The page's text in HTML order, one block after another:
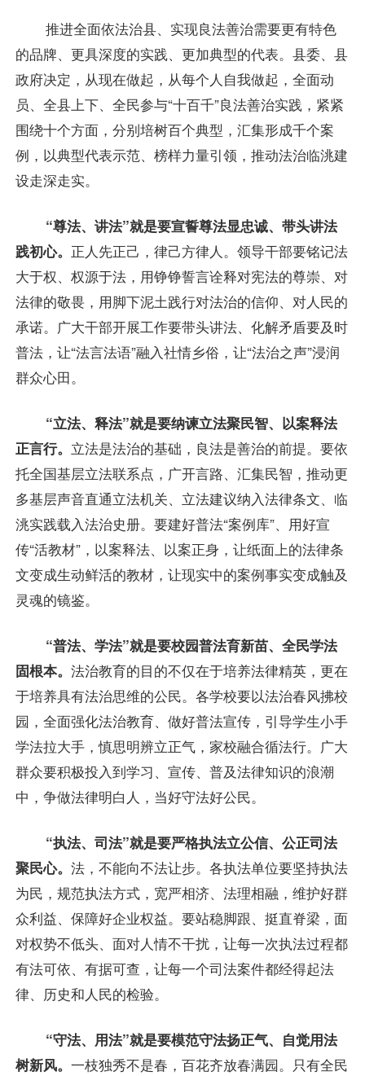
推进全面依法治县、实现良法善治需要更有特色
的品牌、更具深度的实践、更加典型的代表。县委、县
政府决定，从现在做起，从每个人自我做起，全面动
员、全县上下、全民参与“十百千”良法善治实践，紧紧
围绕十个方面，分别培树百个典型，汇集形成千个案
例，以典型代表示范、榜样力量引领，推动法治临洮建
设走深走实。
“尊法、讲法”就是要宣誓尊法显忠诚、带头讲法
践初心。 正人先正己，律己方律人。领导干部要铭记法
大于权、权源于法，用铮铮誓言诠释对宪法的尊崇、对
法律的敬畏，用脚下泥土践行对法治的信仰、对人民的
承诺。广大干部开展工作要带头讲法、化解矛盾要及时
普法，让“法言法语”融入社情乡俗，让“法治之声”浸润
群众心田。
“立法、释法”就是要纳谏立法聚民智、以案释法
正言行。 立法是法治的基础，良法是善治的前提。要依
托全国基层立法联系点，广开言路、汇集民智，推动更
多基层声音直通立法机关、立法建议纳入法律条文、临
洮实践载入法治史册。要建好普法“案例库”、用好宣
传“活教材”，以案释法、以案正身，让纸面上的法律条
文变成生动鲜活的教材，让现实中的案例事实变成触及
灵魂的镜鉴。
“普法、学法”就是要校园普法育新苗、全民学法
固根本。 法治教育的目的不仅在于培养法律精英，更在
于培养具有法治思维的公民。各学校要以法治春风拂校
园，全面强化法治教育、做好普法宣传，引导学生小手
学法拉大手，慎思明辨立正气，家校融合循法行。广大
群众要积极投入到学习、宣传、普及法律知识的浪潮
中，争做法律明白人，当好守法好公民。
“执法、司法”就是要严格执法立公信、公正司法
聚民心。 法，不能向不法让步。各执法单位要坚持执法
为民，规范执法方式，宽严相济、法理相融，维护好群
众利益、保障好企业权益。要站稳脚跟、挺直脊梁，面
对权势不低头、面对人情不干扰，让每一次执法过程都
有法可依、有据可查，让每一个司法案件都经得起法
律、历史和人民的检验。
“守法、用法”就是要模范守法扬正气、自觉用法
树新风。 一枝独秀不是春，百花齐放春满园。只有全民